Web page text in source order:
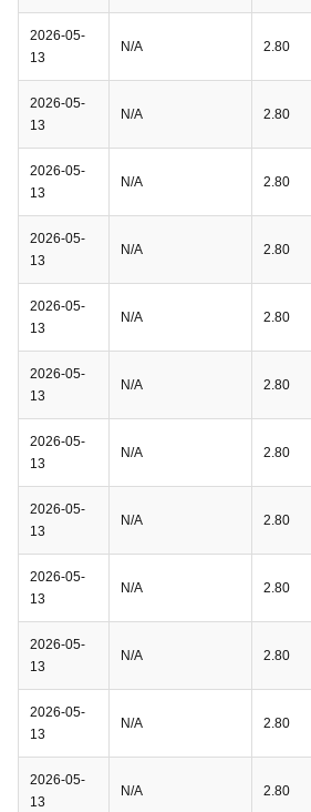
2026-05-
13
N/A 2.80
2026-05-
13
N/A 2.80
2026-05-
13
N/A 2.80
2026-05-
13
N/A 2.80
2026-05-
13
N/A 2.80
2026-05-
13
N/A 2.80
2026-05-
13
N/A 2.80
2026-05-
13
N/A 2.80
2026-05-
13
N/A 2.80
2026-05-
13
N/A 2.80
2026-05-
13
N/A 2.80
2026-05-
13
N/A 2.80